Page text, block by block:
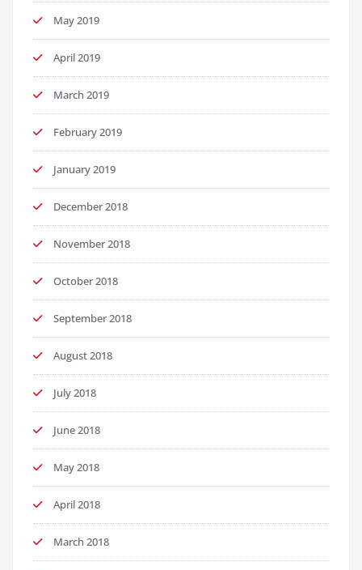
May 2019
April 2019
March 2019
February 2019
January 2019
December 2018
November 2018
October 2018
September 2018
August 2018
July 2018
June 2018
May 2018
April 2018
March 2018